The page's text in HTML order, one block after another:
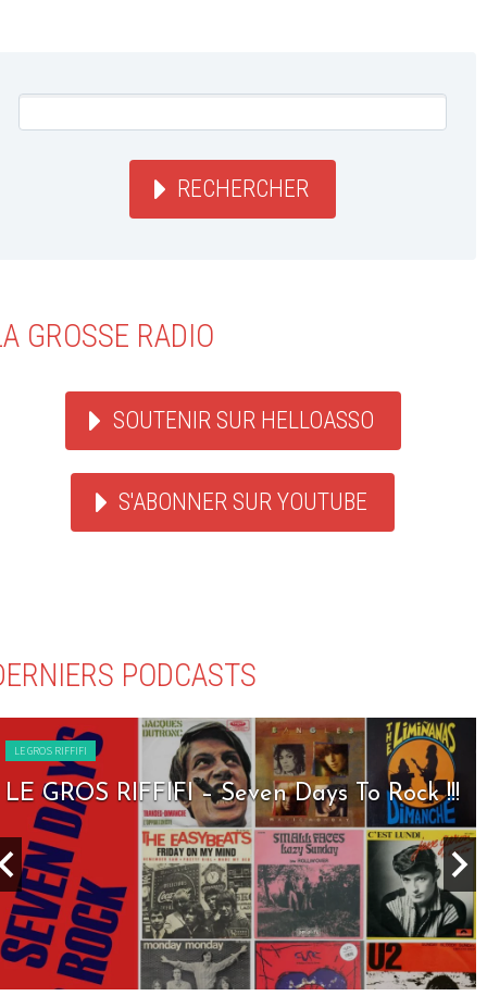
RECHERCHER
GROSSE RADIO
SOUTENIR SUR HELLOASSO
S'ABONNER SUR YOUTUBE
PODCASTS
LE GROS RIFFIFI
LE GROS RIFFIFI – Seven Days To Rock !!!